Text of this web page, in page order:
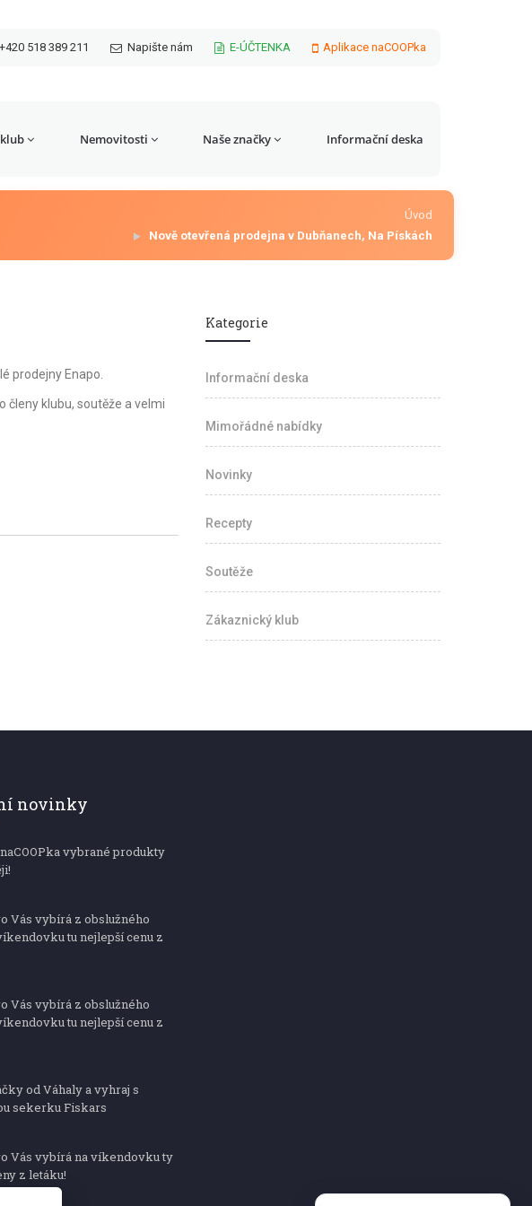
+420 518 389 211 Napište nám E-ÚČTENKA Aplikace naCOOPka
Nemovitosti Naše značky Informační deska
Úvod
Nově otevřená prodejna v Dubňanech, Na Pískách
prodejny Enapo.
členy klubu, soutěže a velmi
Kategorie
Informační deska
Mimořádné nabídky
Novinky
Recepty
Soutěže
Zákaznický klub
novinky
vybrané produkty
Vás vybírá z obslužného
tu nejlepší cenu z
Vás vybírá z obslužného
tu nejlepší cenu z
od Váhaly a vyhraj s
sekerku Fiskars
Vás vybírá na víkendovku ty
z letáku!